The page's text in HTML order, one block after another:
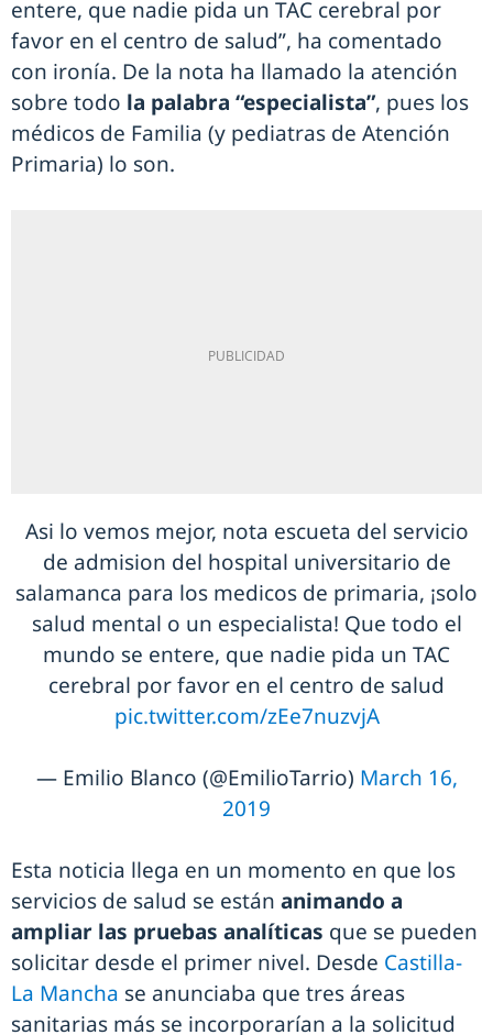
entere, que nadie pida un TAC cerebral por
favor en el centro de salud”, ha comentado
con ironía. De la nota ha llamado la atención
sobre todo la palabra “especialista”, pues los
médicos de Familia (y pediatras de Atención
Primaria) lo son.
Asi lo vemos mejor, nota escueta del servicio
de admision del hospital universitario de
salamanca para los medicos de primaria, ¡solo
salud mental o un especialista! Que todo el
mundo se entere, que nadie pida un TAC
cerebral por favor en el centro de salud
pic.twitter.com/zEe7nuzvjA
— Emilio Blanco (@EmilioTarrio) March 16,
2019
Esta noticia llega en un momento en que los
servicios de salud se están animando a
ampliar las pruebas analíticas que se pueden
solicitar desde el primer nivel. Desde Castilla-
La Mancha se anunciaba que tres áreas
sanitarias más se incorporarían a la solicitud